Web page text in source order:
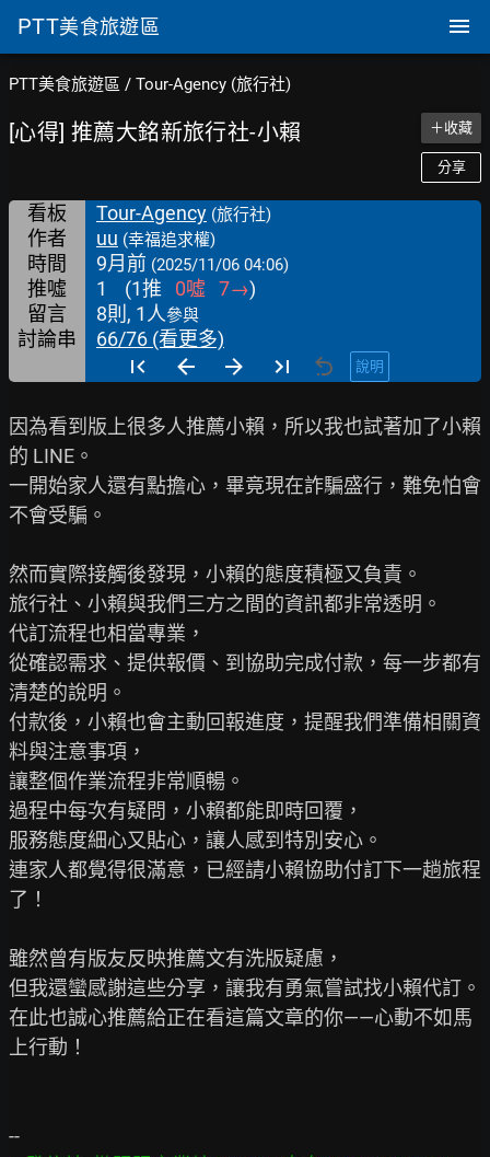
PTT美食旅遊區
PTT美食旅遊區 / Tour-Agency (旅行社)
[心得] 推薦大銘新旅行社-小賴 ＋收藏
分享
看板 Tour-Agency (旅行社)
作者 uu (幸福追求權)
時間 9月前 (2025/11/06 04:06)
推噓 1 (1推 0噓 7→)
留言
8則, 1人參與
討論串 66/76 (看更多)
說明
因為看到版上很多人推薦小賴，所以我也試著加了小賴
的 LINE。
一開始家人還有點擔心，畢竟現在詐騙盛行，難免怕會
不會受騙。
然而實際接觸後發現，小賴的態度積極又負責。
旅行社、小賴與我們三方之間的資訊都非常透明。
代訂流程也相當專業，
從確認需求、提供報價、到協助完成付款，每一步都有
清楚的說明。
付款後，小賴也會主動回報進度，提醒我們準備相關資
料與注意事項，
讓整個作業流程非常順暢。
過程中每次有疑問，小賴都能即時回覆，
服務態度細心又貼心，讓人感到特別安心。
連家人都覺得很滿意，已經請小賴協助付訂下一趟旅程
了！
雖然曾有版友反映推薦文有洗版疑慮，
但我還蠻感謝這些分享，讓我有勇氣嘗試找小賴代訂。
在此也誠心推薦給正在看這篇文章的你——心動不如馬
上行動！